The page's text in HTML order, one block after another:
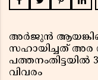
അർജുൻ
സഹായിച്ചത്
പത്തനംതിട്ടയിൽ
വിവരം ​​​​​​​